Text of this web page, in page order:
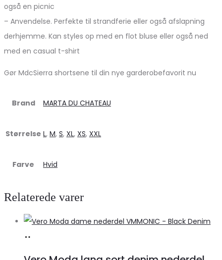
også en picnic
– Anvendelse. Perfekte til strandferie eller også afslapning
derhjemme. Kan styles op med en flot bluse eller også ned
med en casual t-shirt
Gør MdcSierra shortsene til din nye garderobefavorit nu
Brand MARTA DU CHATEAU
Størrelse L, M, S, XL, XS, XXL
Farve Hvid
Relaterede varer